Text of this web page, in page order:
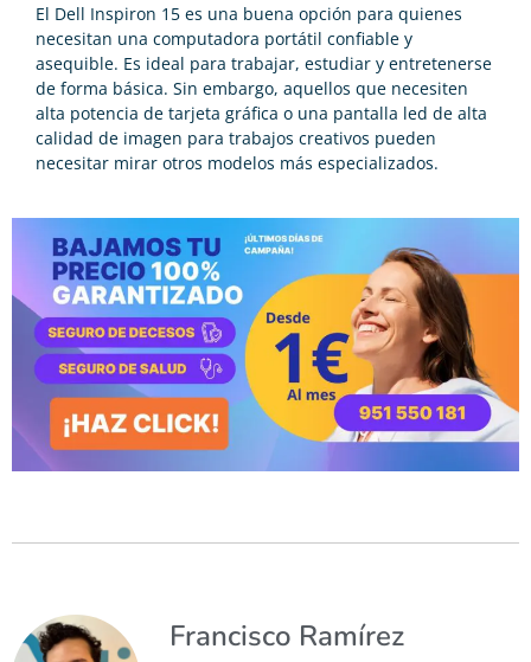
El Dell Inspiron 15 es una buena opción para quienes
necesitan una computadora portátil confiable y
asequible. Es ideal para trabajar, estudiar y entretenerse
de forma básica. Sin embargo, aquellos que necesiten
alta potencia de tarjeta gráfica o una pantalla led de alta
calidad de imagen para trabajos creativos pueden
necesitar mirar otros modelos más especializados.
Francisco Ramírez